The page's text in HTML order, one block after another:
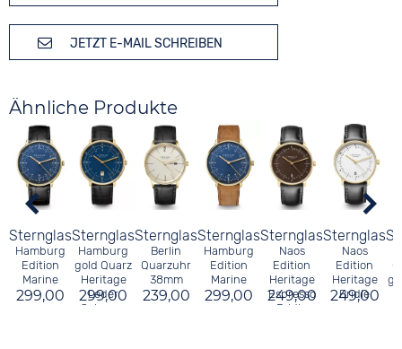
JETZT E-MAIL SCHREIBEN
Ähnliche Produkte
Sternglas
Hamburg
Edition
Marine
299,00
Sternglas
Hamburg
gold Quarz
Heritage
Leder
Schwarz
299,00
Sternglas
Berlin
Quarzuhr
38mm
239,00
Sternglas
Hamburg
Edition
Marine
299,00
Sternglas
Naos
Edition
Heritage
Espresso
Bridle
249,00
Sternglas
Naos
Edition
Heritage
Bridle
249,00